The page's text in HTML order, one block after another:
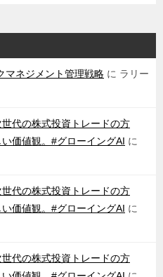
マネジメント管理戦略 に ラリー
世代の株式投資トレードの方
価値観。#グローイングAI に
世代の株式投資トレードの方
価値観。#グローイングAI に
世代の株式投資トレードの方